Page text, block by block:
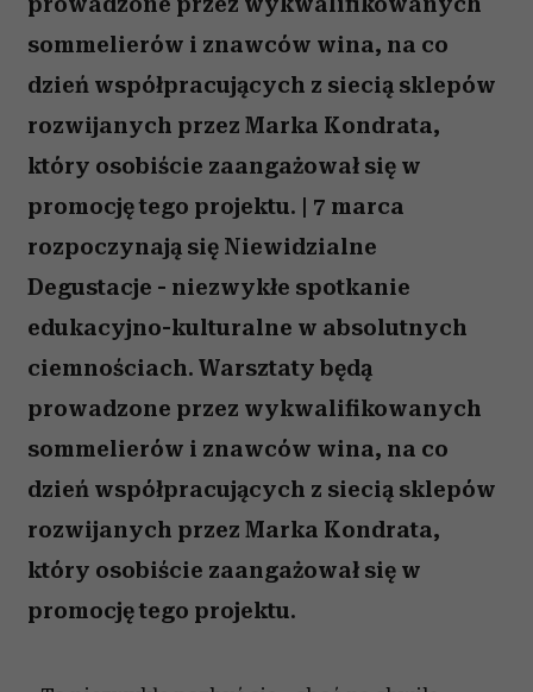
otrzymanymi od Ciebie lub uzyskanymi podczas
korzystania z ich usług.
sommelierów i znawców wina, na co
dzień współpracujących z siecią sklepów
rozwijanych przez Marka Kondrata,
który osobiście zaangażował się w
promocję tego projektu. | 7 marca
rozpoczynają się Niewidzialne
Degustacje - niezwykłe spotkanie
edukacyjno-kulturalne w absolutnych
ciemnościach. Warsztaty będą
prowadzone przez wykwalifikowanych
sommelierów i znawców wina, na co
dzień współpracujących z siecią sklepów
rozwijanych przez Marka Kondrata,
który osobiście zaangażował się w
promocję tego projektu.